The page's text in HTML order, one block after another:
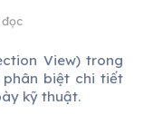
View) trong
phân biệt chi tiết
kỹ thuật.